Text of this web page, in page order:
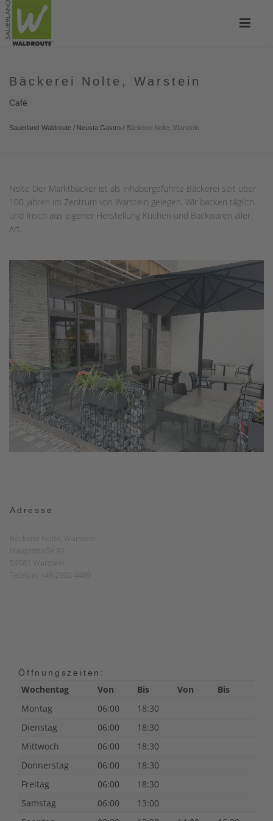
Bäckerei Nolte, Warstein
Café
Sauerland-Waldroute / Neusta Gastro / Bäckerei Nolte, Warstein
Nolte Der Marktbäcker ist als inhabergeführte Bäckerei seit über
100 Jahren im Zentrum von Warstein gelegen. Wir backen täglich
und frisch aus eigener Herstellung Kuchen und Backwaren aller
Art.
Adresse
Bäckerei Nolte, Warstein
Hauptstraße 92
59581 Warstein
Telefon: +49 2902 4489
Öffnungszeiten:
Wochentag Von Bis Von
Bis
Montag
06:00
18:30
Dienstag
06:00
18:30
Mittwoch
06:00
18:30
Donnerstag
06:00
18:30
Freitag
06:00
18:30
Samstag
06:00
13:00